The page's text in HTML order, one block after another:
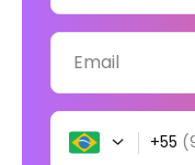
Email
+55